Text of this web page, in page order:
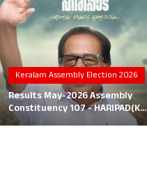
Earn Money
Tutorials
Malayalam
Keralam Assembly Election 2026
Results May-2026 Assembly
Constituency 107 - HARIPAD(K...